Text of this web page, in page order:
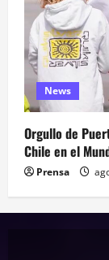
News
Orgullo de
Chile en el
Prensa